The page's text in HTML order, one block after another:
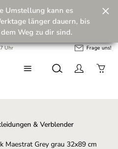
💪
Umstellung kann es
länger dauern, bis
Weg zu dir sind.
Uhr Frage uns!
& Verblender